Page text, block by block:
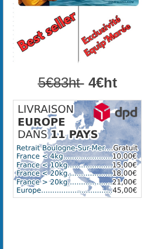
5€83ht4€ht